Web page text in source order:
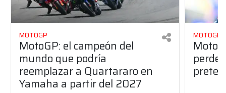
MOTOGP
MotoGP: el campeón del
mundo que podría
reemplazar a Quartararo en
Yamaha a partir del 2027
MOTOGP